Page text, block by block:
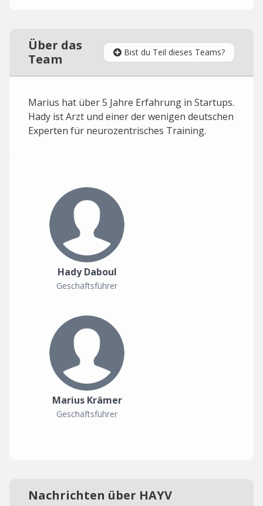
Über das
Team
Bist du Teil dieses Teams?
Marius hat über 5 Jahre Erfahrung in Startups.
Hady ist Arzt und einer der wenigen deutschen
Experten für neurozentrisches Training.
Hady Daboul
Geschäftsführer
Marius Krämer
Geschäftsführer
Nachrichten über HAYV